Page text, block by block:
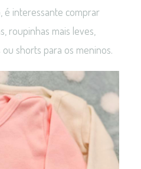
é interessante comprar
roupinhas mais leves,
shorts para os meninos.